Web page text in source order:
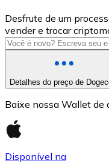
USD Coin
USDC
Desfrute de um
vender e trocar
Detalhes do preço de
Baixe nossa Wallet de
Disponível na